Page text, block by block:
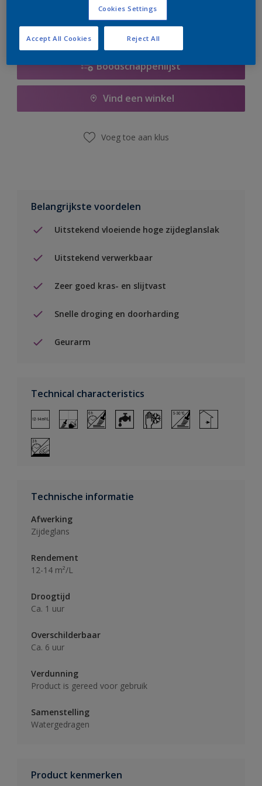
Boodschappenlijst
Vind een winkel
Voeg toe aan klus
Belangrijkste voordelen
Uitstekend vloeiende hoge zijdeglanslak
Uitstekend verwerkbaar
Zeer goed kras- en slijtvast
Snelle droging en doorharding
Geurarm
Technical characteristics
Technische informatie
Afwerking
Zijdeglans
Rendement
12-14 m²/L
Droogtijd
Ca. 1 uur
Overschilderbaar
Ca. 6 uur
Verdunning
Product is gereed voor gebruik
Samenstelling
Watergedragen
Product kenmerken
Cookies Settings
Reject All
Accept All Cookies